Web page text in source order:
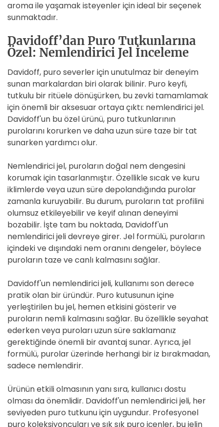
aroma ile yaşamak isteyenler için ideal bir seçenek
sunmaktadır.
Davidoff’dan Puro Tutkunlarına
Özel: Nemlendirici Jel İnceleme
Davidoff, puro severler için unutulmaz bir deneyim
sunan markalardan biri olarak bilinir. Puro keyfi,
tutkulu bir ritüele dönüşürken, bu zevki tamamlamak
için önemli bir aksesuar ortaya çıktı: nemlendirici jel.
Davidoff'un bu özel ürünü, puro tutkunlarının
purolarını korurken ve daha uzun süre taze bir tat
sunarken yardımcı olur.
Nemlendirici jel, puroların doğal nem dengesini
korumak için tasarlanmıştır. Özellikle sıcak ve kuru
iklimlerde veya uzun süre depolandığında purolar
zamanla kuruyabilir. Bu durum, puroların tat profilini
olumsuz etkileyebilir ve keyif alınan deneyimi
bozabilir. İşte tam bu noktada, Davidoff'un
nemlendirici jeli devreye girer. Jel formülü, puroların
içindeki ve dışındaki nem oranını dengeler, böylece
puroların taze ve canlı kalmasını sağlar.
Davidoff'un nemlendirici jeli, kullanımı son derece
pratik olan bir üründür. Puro kutusunun içine
yerleştirilen bu jel, hemen etkisini gösterir ve
puroların nemli kalmasını sağlar. Bu özellikle seyahat
ederken veya puroları uzun süre saklamanız
gerektiğinde önemli bir avantaj sunar. Ayrıca, jel
formülü, purolar üzerinde herhangi bir iz bırakmadan,
sadece nemlendirir.
Ürünün etkili olmasının yanı sıra, kullanıcı dostu
olması da önemlidir. Davidoff'un nemlendirici jeli, her
seviyeden puro tutkunu için uygundur. Profesyonel
puro koleksiyoncuları ve sık sık puro içenler, bu jelin